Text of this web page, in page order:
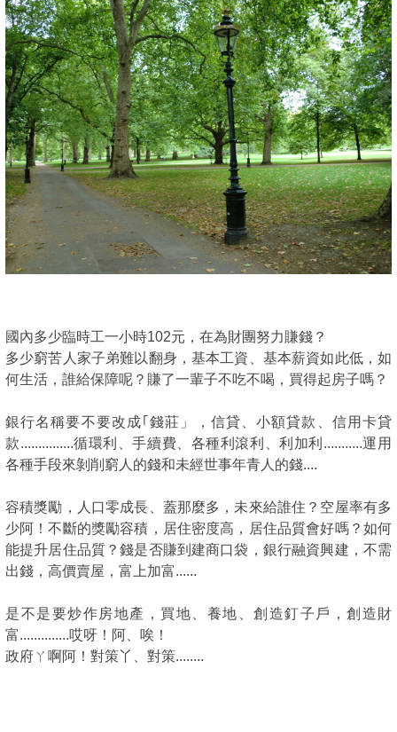
國內多少臨時工一小時102元，在為財團努力賺錢？
多少窮苦人家子弟難以翻身，基本工資、基本薪資如此低，如
何生活， 誰給保障呢？賺了一輩子不吃不喝，買得起房子嗎？
銀行名稱要不要改成｢錢莊 」
，信貸、小額貸款、信用卡貸
款...............循環利、手續費、各種利滾利、利加利...........運用
各種手段來剝削窮人的錢和未經世事年青人的錢....
容積獎勵，人口零成長、蓋那麼多，未來給誰住？空屋率有多
少阿！不斷的獎勵容積，居住密度高，居住品質會好嗎？如何
能提升居住品質？錢是否賺到建商口袋，銀行融資興建，不需
出錢，高價賣屋，富上加富......
是不是要炒作房地產，買地、養地、創造釘子戶，創造財
富..............哎呀！阿、唉！
政府ㄚ啊阿！對策丫、對策........